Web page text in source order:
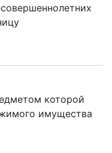
которой
имущества